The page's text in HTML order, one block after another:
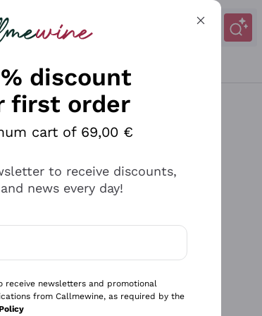
discount
first order
cart of 69,00 €
to receive discounts,
news every day!
receive newsletters and promotional
from Callmewine, as required by the